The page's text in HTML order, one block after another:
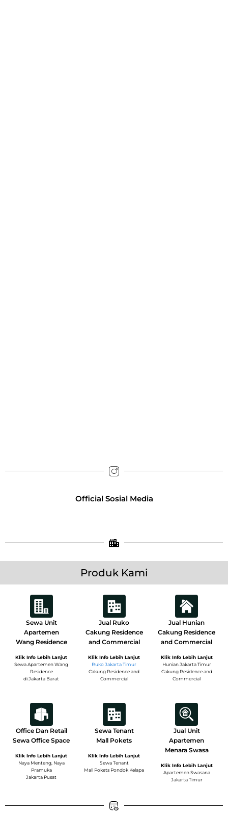
Official Sosial Media
Produk Kami
Sewa Unit
Apartemen
Wang Residence
Klik Info Lebih Lanjut
Sewa Apartemen Wang
Residence
di Jakarta Barat
Jual Ruko
Cakung Residence
and Commercial
Klik Info Lebih Lanjut
Ruko Jakarta Timur
Cakung Residence and
Commercial
Jual Hunian
Cakung Residence
and Commercial
Klik Info Lebih Lanjut
Hunian Jakarta Timur
Cakung Residence and
Commercial
Office Dan Retail
Sewa Office Space
Klik Info Lebih Lanjut
Naya Menteng, Naya
Pramuka
Jakarta Pusat
Sewa Tenant
Mall Pokets
Klik Info Lebih Lanjut
Sewa Tenant
Mall Pokets Pondok Kelapa
Jual Unit
Apartemen
Menara Swasa
Klik Info Lebih Lanjut
Apartemen Swasana
Jakarta Timur